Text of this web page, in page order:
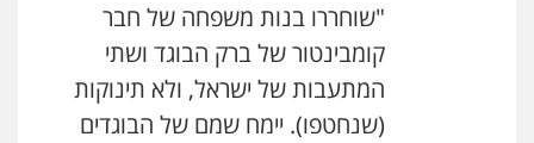
"שוחררו בנות משפחה של חבר
קומבינטור של ברק הבוגד ושתי
המתעבות של ישראל, ולא תינוקות
(שנחטפו). יימח שמם של הבוגדים